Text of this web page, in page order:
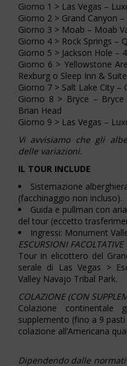
Giorno 1 > Las Vegas –
Giorno 2 > Grand Canyon
Giorno 3 > Moab – Moab
Giorno 4 > Rock Springs –
Giorno 5 > Jackson Hole –
Giorno 6 > Yellowstone
Rexburg o Sleep Inn &
Giorno 7 > Salt Lake City –
Giorno 8 > Bryce –
Brian Head
Giorno 9 > Las Vegas –
Vi avvisiamo che gli
delle variazioni.
IL TOUR INCLUDE
Sistemazione
(facchinaggio non incluso).
Guida e pullman con
del tour (eccetto
Ingressi: Monument
ESCURSIONI FACOLTATIVE
Tour in elicottero del
serale di Las Vegas >
Valley Navajo Tribal Park.
COLAZIONE (CON
Colazione continentale
supplemento (fino a 9
colazione all’Americana
Dipendendo dalle